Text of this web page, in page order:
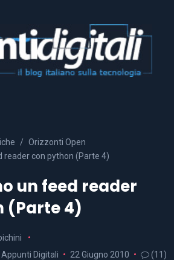
Orizzonti Open
reader con python (Parte 4)
un feed reader
(Parte 4)
Digitali 22 Giugno 2010 (11)